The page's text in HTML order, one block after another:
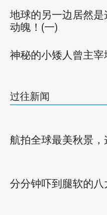
地球的另一边居然
动魄！(一)
神秘的小矮人曾主宰
过往新闻
航拍全球最美秋景，
分分钟吓到腿软的八